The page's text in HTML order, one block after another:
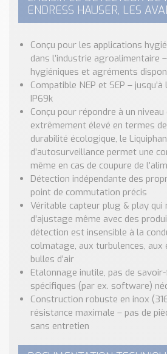
ENDRESS HAUSER, LES
Conçu pour les applications
dans l’industrie agroalimentaire
hygiéniques et agréments
Compatible NEP et SEP –
IP69k
Conçu pour répondre à un niveau
extrêmement élevé en termes
durabilité écologique, le
d’autosurveillance permet une
même en cas de coupure de
Détection indépendante des
point de commutation précis
Véritable capteur plug & play qui
d’ajustage même avec des
détection est insensible à la
colmatage, aux turbulences,
bulles d’air
Etalonnage inutile, pas de
spécifiques (par ex. software)
Construction robuste en inox
résistance maximale – pas de
sans entretien